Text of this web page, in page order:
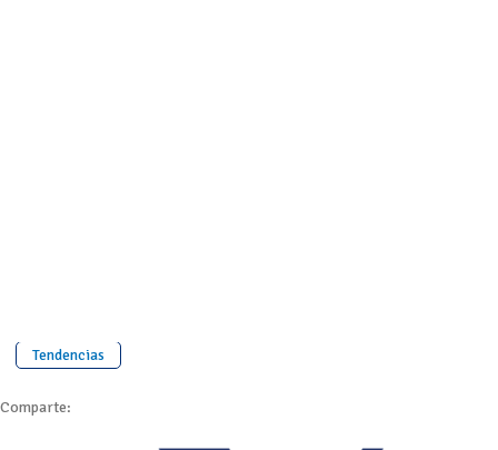
Tendencias
Comparte: